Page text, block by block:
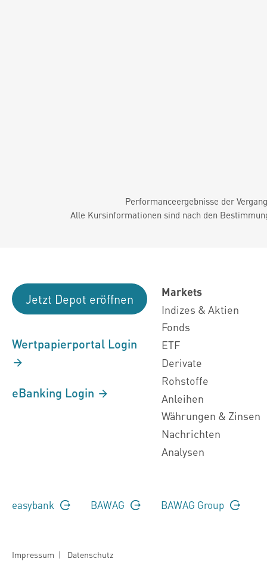
Performanceergebnisse der
Alle Kursinformationen sind nach den
Jetzt Depot eröffnen
Wertpapierportal Login
eBanking Login
Markets
Indizes & Aktien
Fonds
ETF
Derivate
Rohstoffe
Anleihen
Währungen & Zinsen
Nachrichten
Analysen
easybank BAWAG BAWAG Group
Impressum | Datenschutz